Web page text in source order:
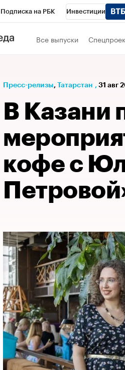
Подписка на РБК Инвестиции
РБК Вино
Проверка контрагентов
Все выпуски
Пресс-релизы⁠, Татарстан , 31 авг
В Казани
кофе с